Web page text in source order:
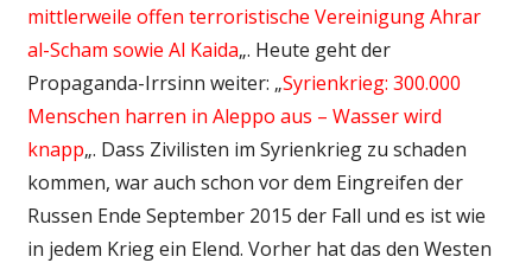
mittlerweile offen terroristische Vereinigung Ahrar
al-Scham sowie Al Kaida„. Heute geht der
Propaganda-Irrsinn weiter: „Syrienkrieg: 300.000
Menschen harren in Aleppo aus – Wasser wird
knapp„. Dass Zivilisten im Syrienkrieg zu schaden
kommen, war auch schon vor dem Eingreifen der
Russen Ende September 2015 der Fall und es ist wie
in jedem Krieg ein Elend. Vorher hat das den Westen